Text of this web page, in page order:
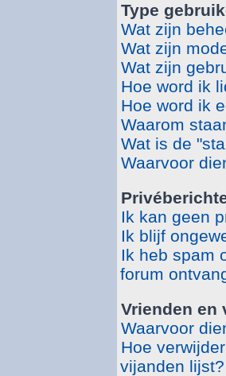
Type
Wat zijn
Wat zijn
Wat zijn
Hoe word ik
Hoe word ik
Waarom
Wat is de
Waarvoor
Ik kan geen
Ik blijf
Ik heb spam
forum
Vrienden en
Waarvoor
Hoe
vijanden lijst?